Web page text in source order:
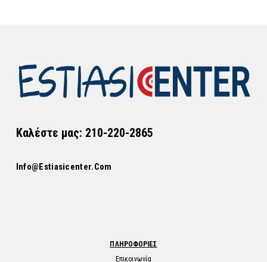
Καλέστε μας: 210-220-2865
Info@estiasicenter.com
ΠΛΗΡΟΦΟΡΙΕΣ
Επικοινωνία